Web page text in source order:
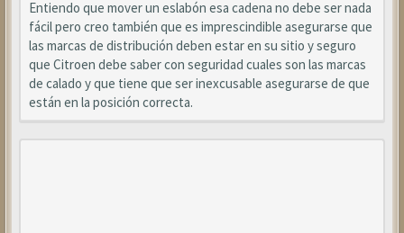
Entiendo que mover un eslabón esa cadena no debe ser nada
fácil pero creo también que es imprescindible asegurarse que
las marcas de distribución deben estar en su sitio y seguro
que Citroen debe saber con seguridad cuales son las marcas
de calado y que tiene que ser inexcusable asegurarse de que
están en la posición correcta.